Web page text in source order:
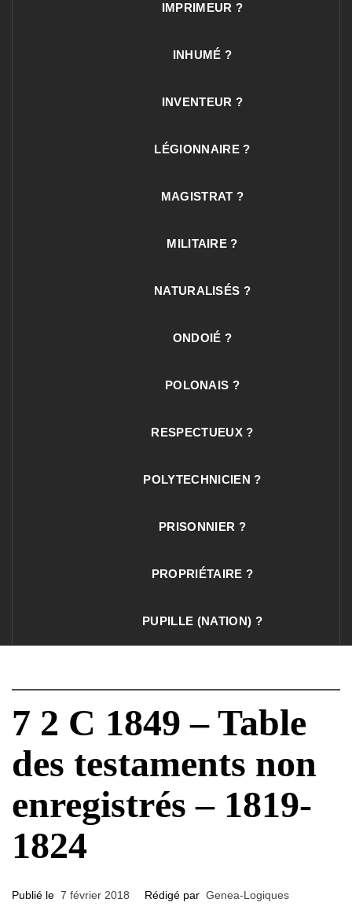
IMPRIMEUR ?
INHUMÉ ?
INVENTEUR ?
LÉGIONNAIRE ?
MAGISTRAT ?
MILITAIRE ?
NATURALISÉS ?
ONDOIÉ ?
POLONAIS ?
RESPECTUEUX ?
POLYTECHNICIEN ?
PRISONNIER ?
PROPRIÉTAIRE ?
PUPILLE (NATION) ?
7 2 C 1849 – Table
des testaments non
enregistrés – 1819-
1824
Publié le 7 février 2018 Rédigé par Genea-Logiques